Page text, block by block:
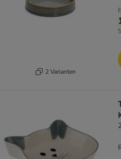
2 Varianten